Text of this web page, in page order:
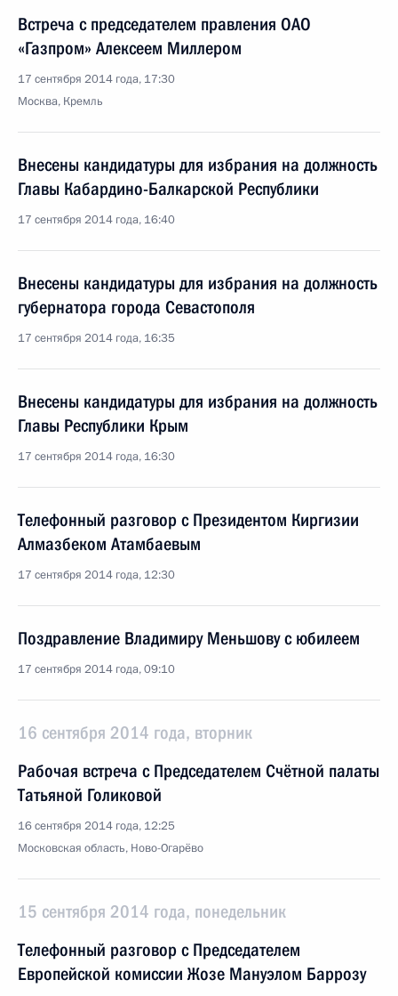
Встреча с председателем правления ОАО
«Газпром» Алексеем Миллером
17 сентября 2014 года, 17:30
Москва, Кремль
Внесены кандидатуры для избрания на должность
Главы Кабардино-Балкарской Республики
17 сентября 2014 года, 16:40
Внесены кандидатуры для избрания на должность
губернатора города Севастополя
17 сентября 2014 года, 16:35
Внесены кандидатуры для избрания на должность
Главы Республики Крым
17 сентября 2014 года, 16:30
Телефонный разговор с Президентом Киргизии
Алмазбеком Атамбаевым
17 сентября 2014 года, 12:30
Поздравление Владимиру Меньшову с юбилеем
17 сентября 2014 года, 09:10
16 сентября 2014 года, вторник
Рабочая встреча с Председателем Счётной палаты
Татьяной Голиковой
16 сентября 2014 года, 12:25
Московская область, Ново-Огарёво
15 сентября 2014 года, понедельник
Телефонный разговор с Председателем
Европейской комиссии Жозе Мануэлом Баррозу